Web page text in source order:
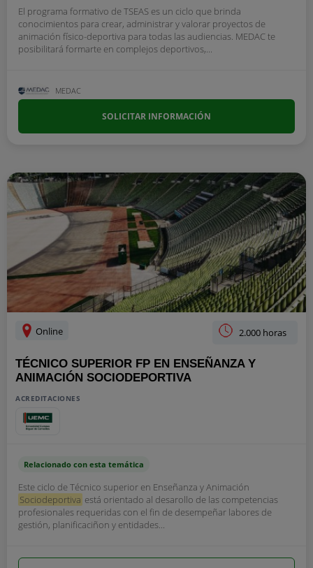
El programa formativo de TSEAS es un ciclo que brinda
conocimientos para crear, administrar y valorar proyectos de
animación físico-deportiva para todas las audiencias. MEDAC te
posibilitará formarte en complejos deportivos,...
MEDAC
SOLICITAR INFORMACIÓN
Online 2.000 horas
TÉCNICO SUPERIOR FP EN ENSEÑANZA Y
ANIMACIÓN SOCIODEPORTIVA
ACREDITACIONES
Relacionado con esta temática
Este ciclo de Técnico superior en Enseñanza y Animación
Sociodeportiva está orientado al desarollo de las competencias
profesionales requeridas con el fin de desempeñar labores de
gestión, planificaciñon y entidades...